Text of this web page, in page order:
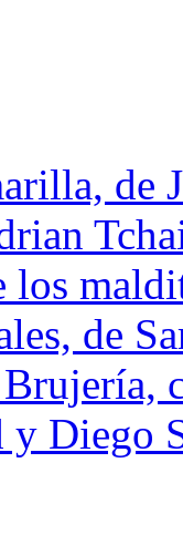
de
los
de
y Diego